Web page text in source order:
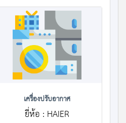
เครื่องปรับอากาศ
ยี่ห้อ : HAIER